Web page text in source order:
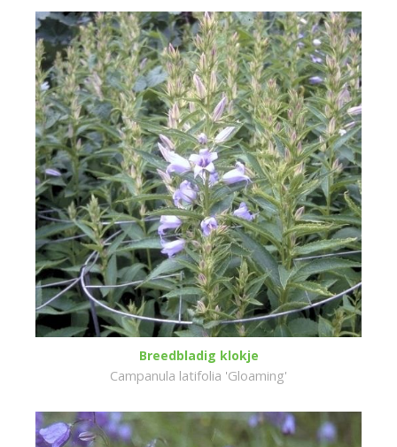
Breedbladig klokje
Campanula latifolia 'Gloaming'